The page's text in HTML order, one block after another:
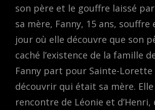
son père et le gouffre laissé
sa mère, Fanny, 15 ans, souffre
jour où elle découvre que son
caché l’existence de la famille
Fanny part pour Sainte-Lorette
découvrir qui était sa mère.
rencontre de Léonie et d’Henri,